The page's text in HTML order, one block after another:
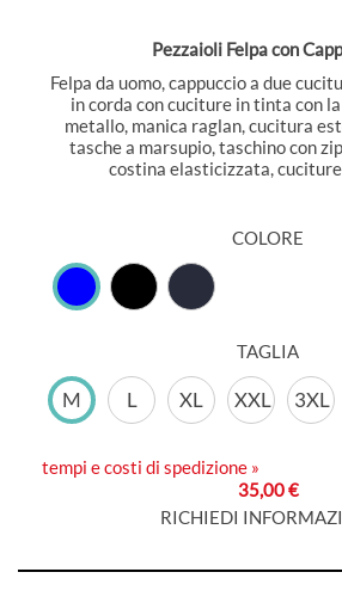
Pezzaioli Felpa con
Felpa da uomo, cappuccio a due
in corda con cuciture in tinta con
metallo, manica raglan, cucitura
tasche a marsupio, taschino con
costina elasticizzata,
COLORE
TAGLIA
M L XL XXL 3XL
tempi e costi di spedizione »
35,00 €
RICHIEDI